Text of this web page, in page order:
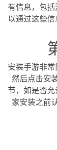
有信息，包
以通过这些
安装手游非常
然后点击安
节，如是否
家安装之前